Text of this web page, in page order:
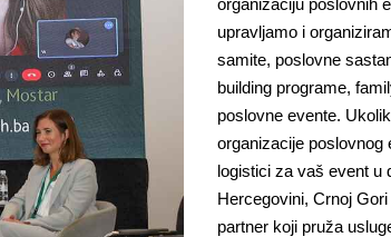
organizaciju poslovnih
upravljamo i
samite, poslovne
building programe,
poslovne evente.
organizacije poslovnog
logistici za vaš event u
Hercegovini, Crnoj
partner koji pruža